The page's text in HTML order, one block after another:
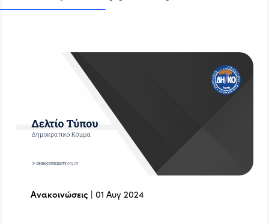
Ανακοινώσεις |01 Αυγ 2024